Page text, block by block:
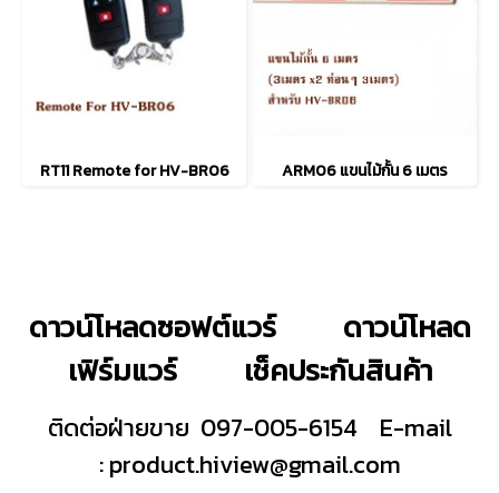
RT11 Remote for HV-BR06 ARM06 แขนไม้กั้น 6 เมตร
ดาวน์โหลดซอฟต์แวร์
ดาวน์โหลด
เฟิร์มแวร์
เช็คประกันสินค้า
ติดต่อฝ่ายขาย 097-005-6154
E-mail
:product.hiview@gmail.com